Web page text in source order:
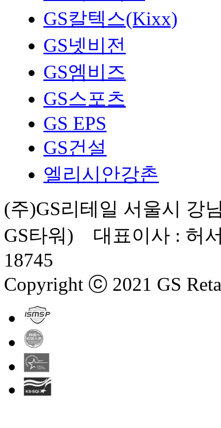
GS칼텍스(Kixx)
GS넷비전
GS엠비즈
GS스포츠
GS EPS
GS건설
엘리시안강촌
(주)GS리테일 서울시 강
GS타워) 대표이사 : 허
18745
Copyright ⓒ 2021 GS